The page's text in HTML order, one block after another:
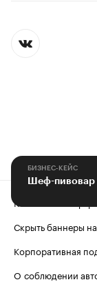
БИЗНЕС-КЕЙС
Контактная
Скрыть баннеры
Корпоративная
О соблюдении